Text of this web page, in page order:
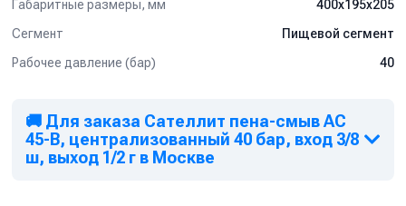
Габаритные размеры, мм
400x195x205
Сегмент
Пищевой сегмент
Рабочее давление (бар)
40
🚚 Для заказа Сателлит пена-смыв AC
45-B, централизованный 40 бар, вход 3/8
ш, выход 1/2 г в Москве